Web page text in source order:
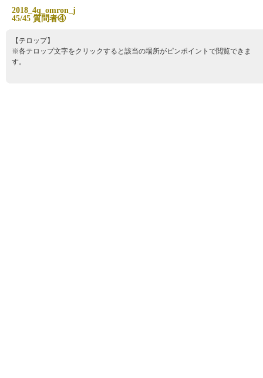
2018 4q omron j
45/45 質問者④
【テロップ】
※各テロップ文字をクリックすると該当の場所がピンポイントで閲覧できま
す。